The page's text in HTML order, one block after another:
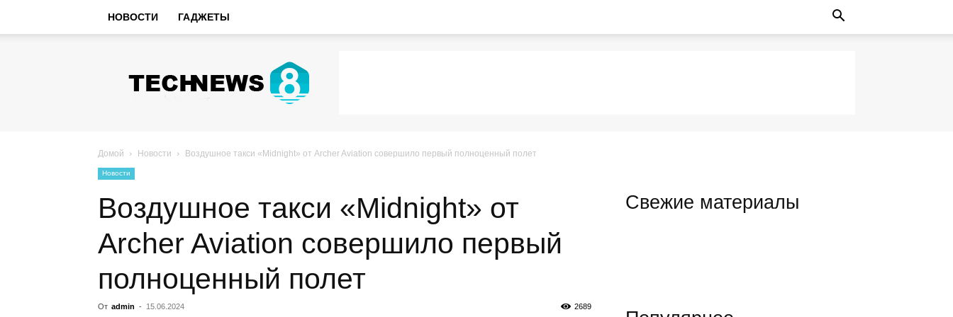
НОВОСТИ ГАДЖЕТЫ
Новости
Домой Новости Воздушное такси «Midnight» от Archer Aviation совершило первый полноценный полет
Новости
Воздушное такси «Midnight» от
Archer Aviation совершило первый
полноценный полет
От admin - 15.06.2024 2689
Свежие материалы